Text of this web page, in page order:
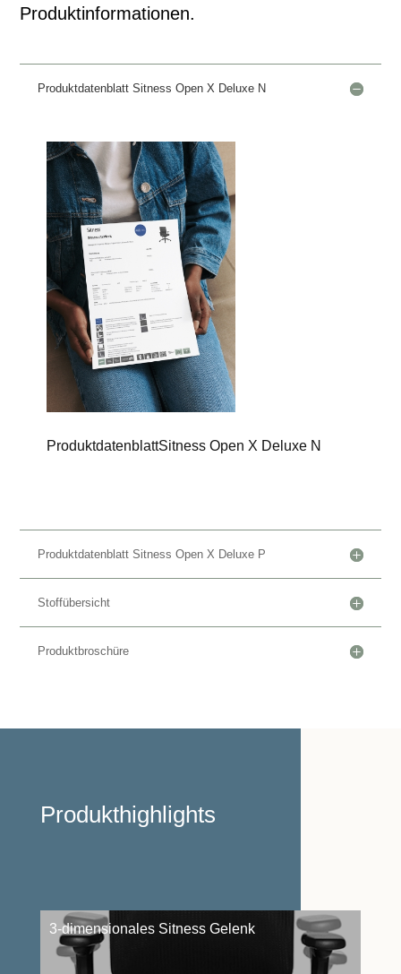
Produktinformationen.
Produktdatenblatt Sitness Open X Deluxe N
ProduktdatenblattSitness Open X Deluxe N
Produktdatenblatt Sitness Open X Deluxe P
Stoffübersicht
Produktbroschüre
Produkthighlights
3-dimensionales Sitness Gelenk